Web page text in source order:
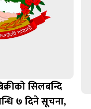
सिलबन्दि
७ दिने सूचना,